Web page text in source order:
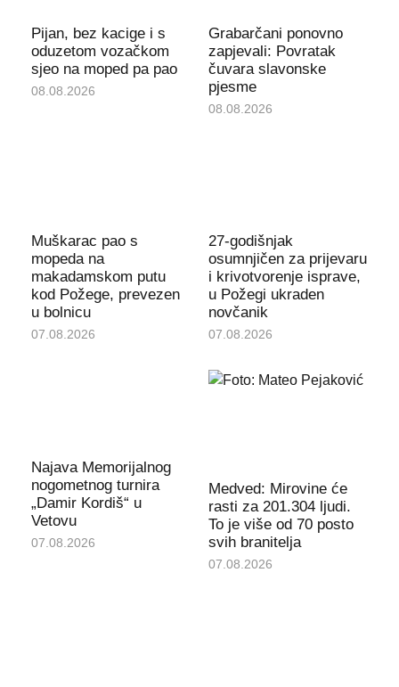
Pijan, bez kacige i s
oduzetom vozačkom
sjeo na moped pa pao
08.08.2026
Grabarčani ponovno
zapjevali: Povratak
čuvara slavonske
pjesme
08.08.2026
Muškarac pao s
mopeda na
makadamskom putu
kod Požege, prevezen
u bolnicu
07.08.2026
27-godišnjak
osumnjičen za prijevaru
i krivotvorenje isprave,
u Požegi ukraden
novčanik
07.08.2026
Najava Memorijalnog
nogometnog turnira
„Damir Kordiš“ u
Vetovu
07.08.2026
Medved: Mirovine će
rasti za 201.304 ljudi.
To je više od 70 posto
svih branitelja
07.08.2026